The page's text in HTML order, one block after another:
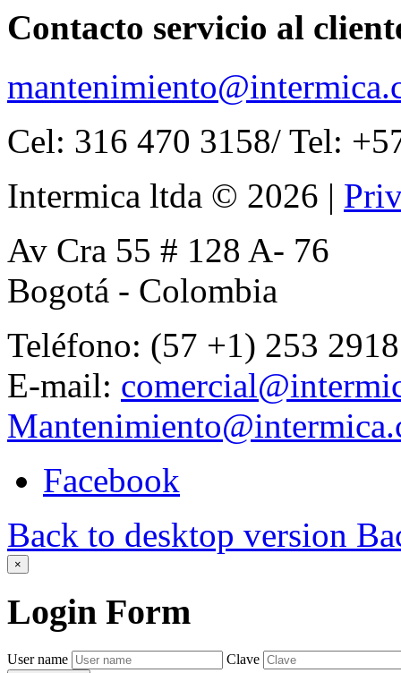
Contacto servicio al
Cel: 316 470 3158/ Tel:
Intermica ltda © 2026 |
Av Cra 55 # 128 A- 76
Bogotá - Colombia
Teléfono: (57 +1) 253
E-mail:
Facebook
Back to desktop version
×
Login Form
User name Clave